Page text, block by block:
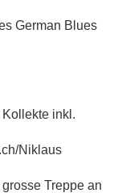
German Blues
inkl.
Niklaus
Treppe an